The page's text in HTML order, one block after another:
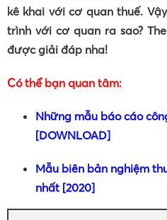
kê khai với cơ quan thuế.
trình với cơ quan ra sao?
được giải đáp nha!
Có thể bạn quan tâm:
Những mẫu báo cáo
[DOWNLOAD]
Mẫu biên bản nghiệm
nhất [2020]